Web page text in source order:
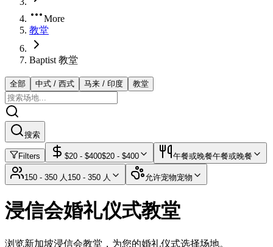
More
教堂
Baptist 教堂
全部 中式 / 西式 马来 / 印度 教堂
搜索
Filters $20 - $400$20 - $400 午餐或晚餐午餐或晚餐
150 - 350 人 150 - 350 人 允许宠物宠物
浸信会婚礼仪式教堂
浏览新加坡浸信会教堂，为您的婚礼仪式选择场地。